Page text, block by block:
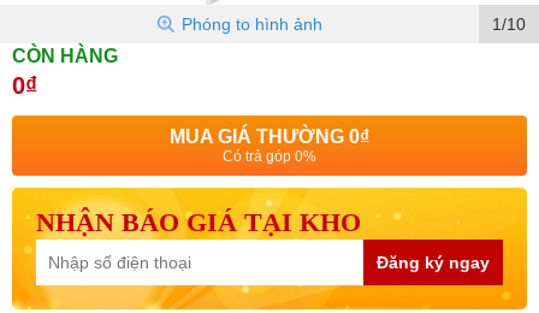
1/10
Phóng to hình ảnh
CÒN HÀNG
0₫
MUA GIÁ THƯỜNG 0₫
Có trả góp 0%
NHẬN BÁO GIÁ TẠI KHO
Đăng ký ngay